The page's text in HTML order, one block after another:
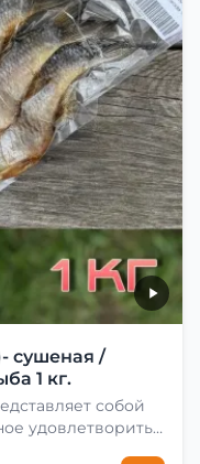
сушеная /
1 кг.
собой
удовлетворить